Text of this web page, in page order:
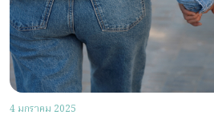
4 มกราคม 2025